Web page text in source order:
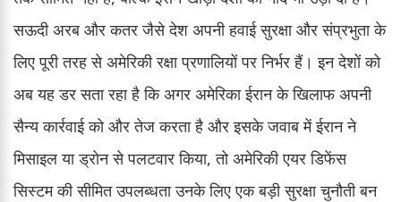
सऊदी अरब और कतर जैसे देश अपनी हवाई सुरक्षा और संप्रभुता के
लिए पूरी तरह से अमेरिकी रक्षा प्रणालियों पर निर्भर हैं। इन देशों को
अब यह डर सता रहा है कि अगर अमेरिका ईरान के खिलाफ अपनी
सैन्य कार्रवाई को और तेज करता है और इसके जवाब में ईरान ने
मिसाइल या ड्रोन से पलटवार किया, तो अमेरिकी एयर डिफेंस
सिस्टम की सीमित उपलब्धता उनके लिए एक बड़ी सुरक्षा चुनौती बन